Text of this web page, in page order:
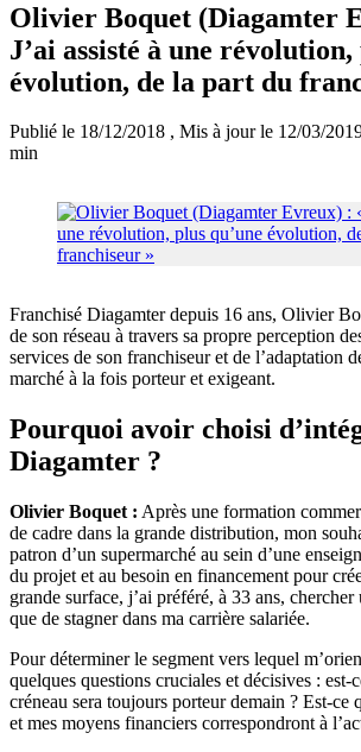
Olivier Boquet (Diagamter
J’ai assisté à une révolution,
évolution, de la part du
Publié le 18/12/2018 , Mis à jour le 12/03/
min
Franchisé Diagamter depuis 16 ans, Olivier
de son réseau à travers sa propre perception
services de son franchiseur et de l’adaptation
marché à la fois porteur et exigeant.
Pourquoi avoir choisi
Diagamter ?
Olivier Boquet : Après une formation
de cadre dans la grande distribution, mon
patron d’un supermarché au sein d’une
du projet et au besoin en financement pour
grande surface, j’ai préféré, à 33 ans,
que de stagner dans ma carrière salariée.
Pour déterminer le segment vers lequel
quelques questions cruciales et décisives : est-
créneau sera toujours porteur demain ? Est-ce
et mes moyens financiers correspondront à